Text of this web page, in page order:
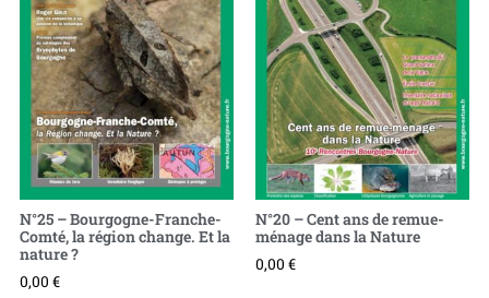
N°25 – Bourgogne-Franche-
Comté, la région change. Et la
nature ?
0,00 €
N°20 – Cent ans de remue-
ménage dans la Nature
0,00 €